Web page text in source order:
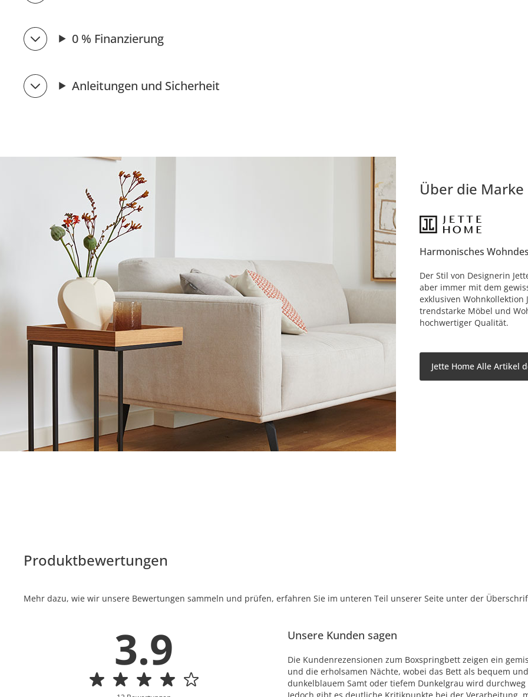
0 % Finanzierung
Anleitungen und Sicherheit
Über die Marke
Harmonisches
Der Stil von Designerin
aber immer mit dem
exklusiven Wohnkollektion
trendstarke Möbel und
hochwertiger Qualität.
Jette Home Alle Artikel
Produktbewertungen
Mehr dazu, wie wir unsere Bewertungen sammeln und prüfen, erfahren Sie im unteren Teil unserer Seite unter der
3.9 Unsere Kunden sagen
Die Kundenrezensionen zum Boxspringbett zeigen ein
und die erholsamen Nächte, wobei das Bett als bequem
dunkelblauem Samt oder tiefem Dunkelgrau wird
Jedoch gibt es deutliche Kritikpunkte bei der